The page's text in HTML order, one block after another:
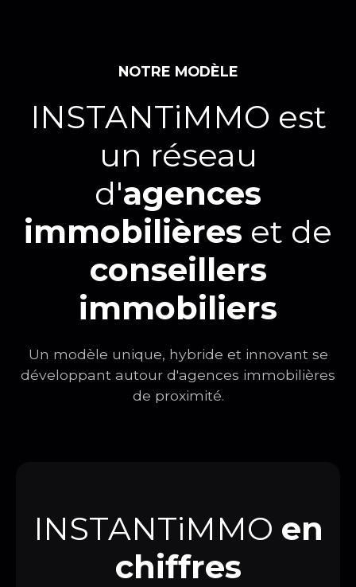
NOTRE MODÈLE
INSTANTiMMO est
un réseau
d'agences
immobilières et de
conseillers
immobiliers
Un modèle unique, hybride et innovant se
développant autour d'agences immobilières
de proximité.
INSTANTiMMO en
chiffres